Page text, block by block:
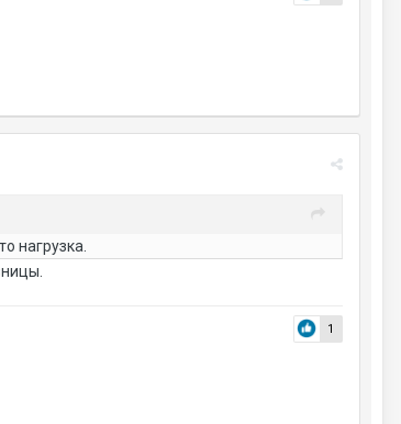
нагрузка.
1